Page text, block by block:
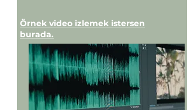
Örnek video izlemek istersen
burada.